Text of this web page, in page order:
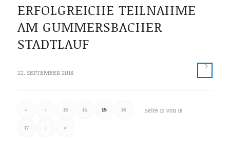
ERFOLGREICHE TEILNAHME
AM GUMMERSBACHER
STADTLAUF
22. SEPTEMBER 2018
Seite 15 von 18
« ‹ 13 14 15 16
17 › »